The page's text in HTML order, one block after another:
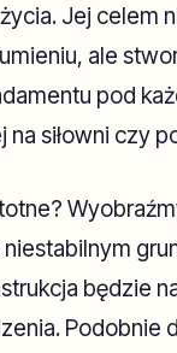
Jej celem
ale
pod
siłowni czy
będzie
Podobnie